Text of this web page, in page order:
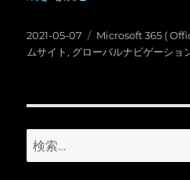
投
稿
2021-05-07
カ
テ
Microsoft 365 (
ムサイト , グローバルナビゲーショ
検
索: